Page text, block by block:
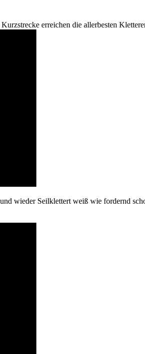
erreichen die allerbesten
wieder Seilklettert weiß wie fordernd